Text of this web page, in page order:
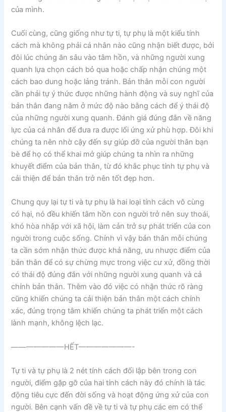
của mình.
Cuối cùng, cũng giống như tự ti, tự phụ là một kiểu tính
cách mà không phải cá nhân nào cũng nhận biết được, bởi
đôi lúc chúng ăn sâu vào tâm hồn, và những người xung
quanh lựa chọn cách bỏ qua hoặc chấp nhận chúng một
cách bao dung hoặc lảng tránh. Bản thân mỗi con người
cần phải tự ý thức được những hành động và suy nghĩ của
bản thân đang nằm ở mức độ nào bằng cách để ý thái độ
của những người xung quanh. Đánh giá đúng đắn về năng
lực của cá nhân để đưa ra được lối ứng xử phù hợp. Đôi khi
chúng ta nên nhờ cậy đến sự giúp đỡ của người thân bạn
bè để họ có thể khai mở giúp chúng ta nhìn ra những
khuyết điểm của bản thân, từ đó khắc phục tính tự phụ và
cải thiện để bản thân trở nên tốt đẹp hơn.
Chung quy lại tự ti và tự phụ là hai loại tính cách vô cùng
có hại, nó đều khiến tâm hồn con người trở nên suy thoái,
khó hòa nhập với xã hội, làm cản trở sự phát triển của con
người trong cuộc sống. Chính vì vậy bản thân mỗi chúng
ta cần sớm nhận thức được khả năng, ưu nhược điểm của
bản thân để có sự chừng mực trong việc cư xử, đồng thời
có thái độ đúng đắn với những người xung quanh và cả
chính bản thân. Thêm vào đó việc có nhận thức rõ ràng
cũng khiến chúng ta cải thiện bản thân một cách chính
xác, đúng trọng tâm khiến chúng ta phát triển một cách
lành mạnh, không lệch lạc.
———————HẾT———————-
Tự ti và tự phụ là 2 nét tính cách đối lập bên trong con
người, điểm gặp gỡ của hai tính cách này đó chính là tác
động tiêu cực đến đời sống và hoạt động ứng xử của con
người. Bên cạnh vấn đề về tự ti và tự phụ các em có thể